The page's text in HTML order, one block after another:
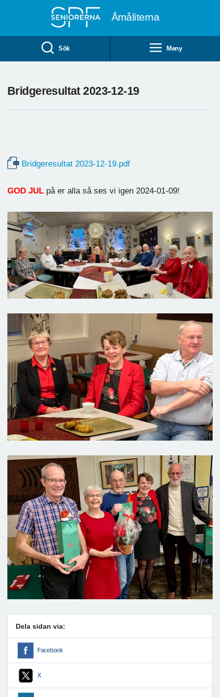
Åmåliterna
Sök Meny
Bridgeresultat 2023-12-19
Bridgeresultat 2023-12-19.pdf
GOD JUL på er alla så ses vi igen 2024-01-09!
Dela sidan via:
Facebook
X